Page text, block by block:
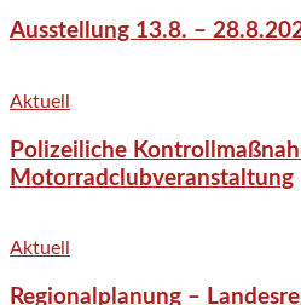
Ausstellung 13.8. –
Aktuell
Polizeiliche
Motorradclubveranstaltung
Aktuell
Regionalplanung –